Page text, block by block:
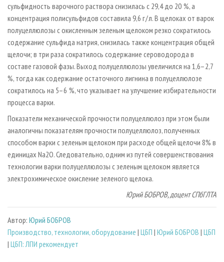
сульфидность варочного раствора снизилась с 29,4 до 20 %, а
концентрация полисульфидов составила 9,6 г / л. В щелоках от варок
полуцеллюлозы с окисленным зеленым щелоком резко сократилось
содержание сульфида натрия, снизилась также концентрация общей
щелочи; в три раза сократилось содержание сероводорода в
составе газовой фазы. Выход полуцеллюлозы увеличился на 1,6–2,7
%, тогда как содержание остаточного лигнина в полуцеллюлозе
сократилось на 5–6 %, что указывает на улучшение избирательности
процесса варки.
Показатели механической прочности полуцеллюлоз при этом были
аналогичны показателям прочности полуцеллюлоз, полученных
способом варки с зеленым щелоком при расходе общей щелочи 8% в
единицах Na2O. Следовательно, одним из путей совершенствования
технологии варки полуцеллюлозы с зеленым щелоком является
электрохимическое окисление зеленого щелока.
Юрий БОБРОВ, доцент СПбГЛТА
Автор: Юрий БОБРОВ
Производство, технологии, оборудование | ЦБП | Юрий БОБРОВ | ЦБП
| ЦБП: ЛПИ рекомендует